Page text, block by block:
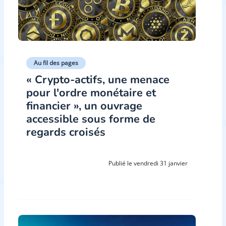
Au fil des pages
« Crypto-actifs, une menace
pour l'ordre monétaire et
financier », un ouvrage
accessible sous forme de
regards croisés
Publié le vendredi 31 janvier